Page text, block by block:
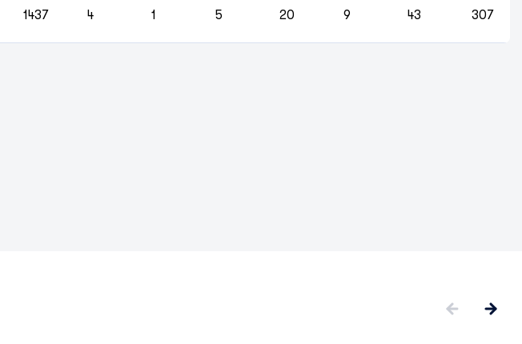
1437 4 1 5 20 9 43 307